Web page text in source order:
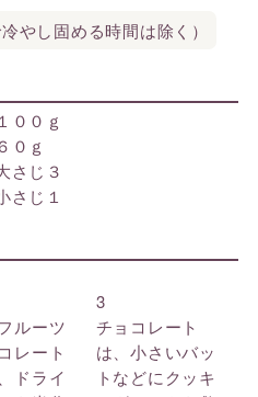
やし固める時間は除く）
０ｇ
ｇ
じ３
じ１
ルーツ
レート
ドライ
3
チョコレート
は、小さいバッ
トなどにクッキ